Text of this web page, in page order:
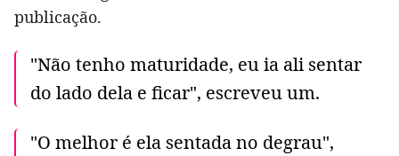
publicação.
"Não tenho maturidade, eu ia ali sentar
do lado dela e ficar", escreveu um.
"O melhor é ela sentada no degrau",